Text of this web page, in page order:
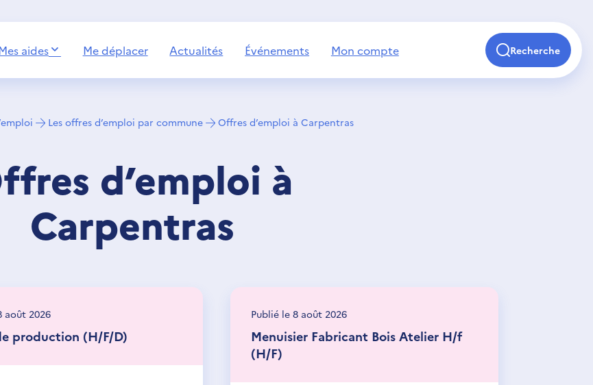
Avignon
Orange
L'Isle-sur-la-Sorgue
aides
Réparer / louer un véhicule
Me déplacer Actualités Événements Mon compte Recherche
Les offres d’emploi par commune Offres d’emploi à Carpentras
d’emploi à
Carpentras
août 2026
production (H/F/D)
Publié le 8 août 2026
Menuisier Fabricant Bois Atelier H/f
(H/F)